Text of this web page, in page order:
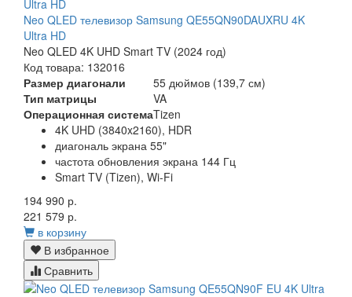
Neo QLED телевизор Samsung QE55QN90DAUXRU 4K
Ultra HD
Neo QLED 4K UHD Smart TV (2024 год)
Код товара: 132016
Размер диагонали
55 дюймов (139,7 см)
Тип матрицы
VA
Операционная системаTizen
4K UHD (3840x2160), HDR
диагональ экрана 55"
частота обновления экрана 144 Гц
Smart TV (Tizen), Wi-Fi
194 990 р.
221 579 р.
в корзину
В избранное
Сравнить